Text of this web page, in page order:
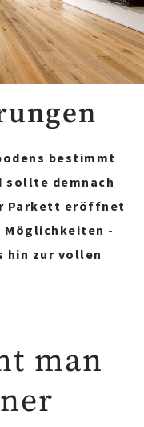
bestimmt
sollte demnach
Parkett eröffnet
Möglichkeiten -
hin zur vollen
man